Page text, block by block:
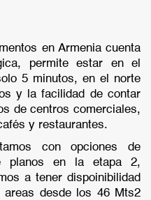
en Armenia cuenta
permite estar en el
5 minutos, en el norte
y la facilidad de contar
de centros comerciales,
y restaurantes.
con opciones de
planos en la etapa 2,
a tener dispoinibilidad
desde los 46 Mts2